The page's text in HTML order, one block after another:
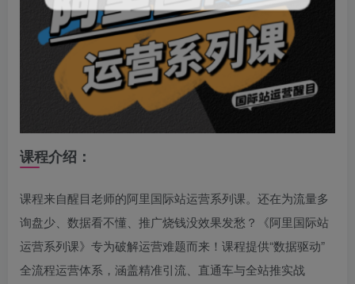
课程介绍：
课程来自醒目老师的阿里国际站运营系列课。还在为流量多
询盘少、数据看不懂、推广烧钱没效果发愁？《阿里国际站
运营系列课》专为破解运营难题而来！课程提供“数据驱动”
全流程运营体系，涵盖精准引流、直通车与全站推实战
登录
扫码登录即表示同意 用户协议、 隐私声明